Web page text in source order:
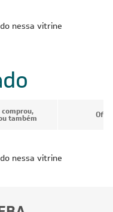
nessa vitrine
comprou,
também
nessa vitrine